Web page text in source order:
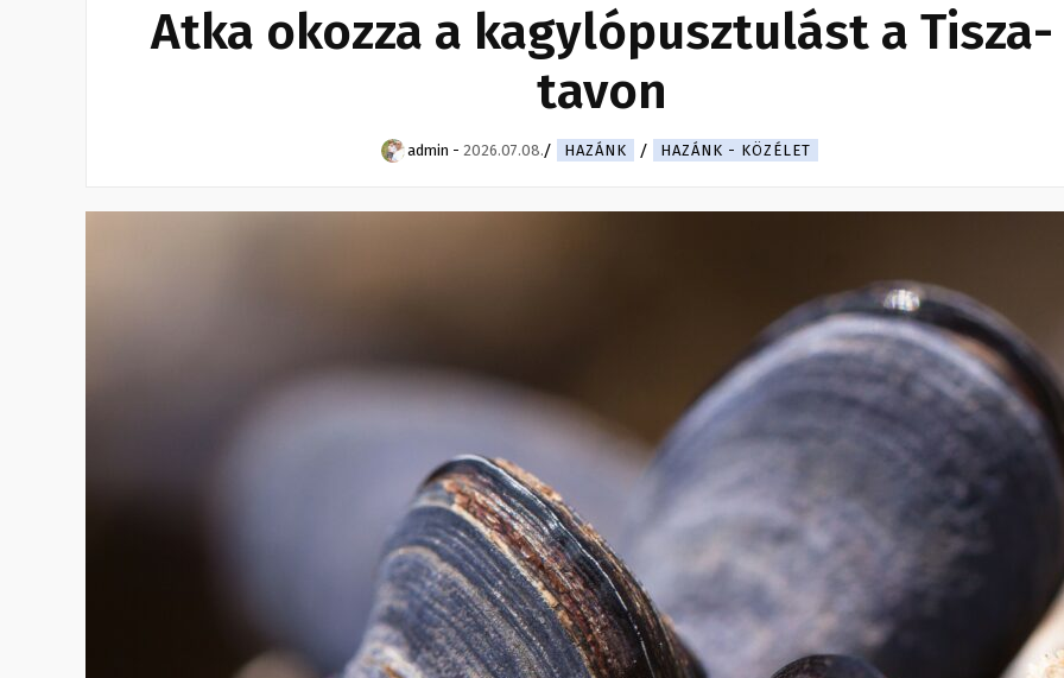
Atka okozza a kagylópusztulást a Tisza-
tavon
admin - 2026.07.08. HAZÁNK HAZÁNK - KÖZÉLET